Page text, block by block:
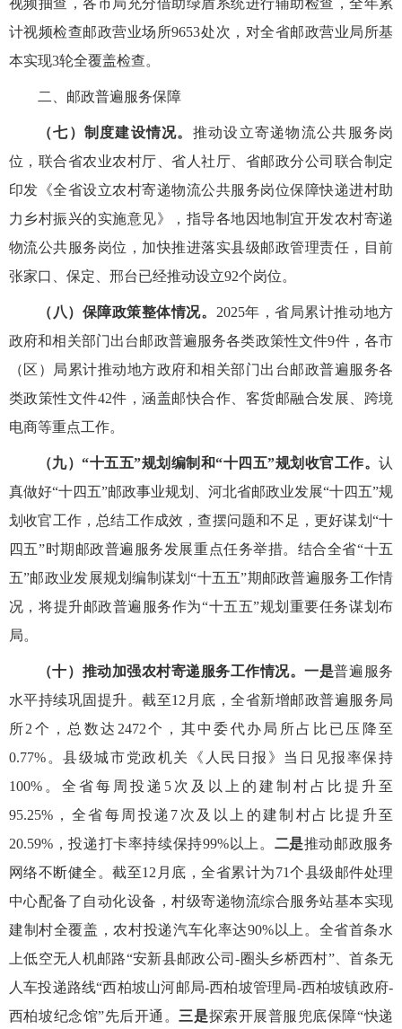
视频抽查，各市局充分借助绿盾系统进行辅助检查，全年累
计视频检查邮政营业场所9653处次，对全省邮政营业局所基
本实现3轮全覆盖检查。
二、邮政普遍服务保障
（七）制度建设情况。 推动设立寄递物流公共服务岗
位，联合省农业农村厅、省人社厅、省邮政分公司联合制定
印发《全省设立农村寄递物流公共服务岗位保障快递进村助
力乡村振兴的实施意见》，指导各地因地制宜开发农村寄递
物流公共服务岗位，加快推进落实县级邮政管理责任，目前
张家口、保定、邢台已经推动设立92个岗位。
（八）保障政策整体情况。 2025年，省局累计推动地方
政府和相关部门出台邮政普遍服务各类政策性文件9件，各市
（区）局累计推动地方政府和相关部门出台邮政普遍服务各
类政策性文件42件，涵盖邮快合作、客货邮融合发展、跨境
电商等重点工作。
（九）“十五五”规划编制和“十四五”规划收官工作。认
真做好“十四五”邮政事业规划、河北省邮政业发展“十四五”规
划收官工作，总结工作成效，查摆问题和不足，更好谋划“十
四五”时期邮政普遍服务发展重点任务举措。结合全省“十五
五”邮政业发展规划编制谋划“十五五”期邮政普遍服务工作情
况，将提升邮政普遍服务作为“十五五”规划重要任务谋划布
局。
（十）推动加强农村寄递服务工作情况。一是普遍服务
水平持续巩固提升。截至12月底，全省新增邮政普遍服务局
所2个，总数达2472个，其中委代办局所占比已压降至
0.77%。县级城市党政机关《人民日报》当日见报率保持
100%。 全省每周投递5次及以上的建制村占比提升至
95.25%， 全省每周投递 7 次及以上的建制村占比提升至
20.59%，投递打卡率持续保持99%以上。 二是推动邮政服务
网络不断健全。截至12月底，全省累计为71个县级邮件处理
中心配备了自动化设备，村级寄递物流综合服务站基本实现
建制村全覆盖，农村投递汽车化率达90%以上。全省首条水
上低空无人机邮路“安新县邮政公司-圈头乡桥西村”、首条无
人车投递路线“西柏坡山河邮局-西柏坡管理局-西柏坡镇政府-
西柏坡纪念馆”先后开通。三是探索开展普服兜底保障“快递